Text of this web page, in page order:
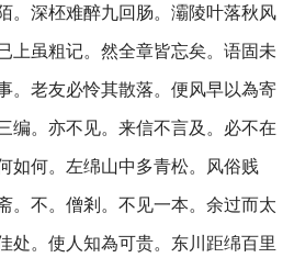
。深柸难醉九回肠。灞陵叶落秋风
上虽粗记。然全章皆忘矣。语固未
。老友必怜其散落。便风早以為寄
编。亦不见。来信不言及。必不在
如何。左绵山中多青松。风俗贱
。不。僧剎。不见一本。余过而太
处。使人知為可贵。东川距绵百里